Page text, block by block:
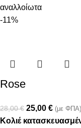
αναλλοίωτα
-11%
Rose
28,00€ 25,00 € (με ΦΠΑ)
Κολιέ